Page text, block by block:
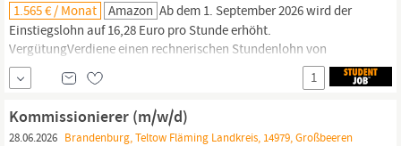
1.565 € / Monat Amazon Ab dem 1. September 2026 wird der
Einstiegslohn auf 16,28 Euro pro Stunde erhöht.
VergütungVerdiene einen rechnerischen Stundenlohn von
15,65€/h. Ab dem 1. September 2026 wird der Einstiegslohn auf
16,28 Euro pro Stunde erhöht. Vergütung Verdiene einen
rechnerischen Stundenlohn von 15,65€/h brutto Garantierte
Lohnanpassung nach 12 Monaten (rechnerisch 15,96€/h brutto)...
1
Kommissionierer (m/w/d)
28.06.2026 Brandenburg, Teltow Fläming Landkreis, 14979, Großbeeren